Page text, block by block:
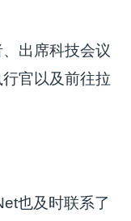
出席科技会议
官以及前往拉
也及时联系了